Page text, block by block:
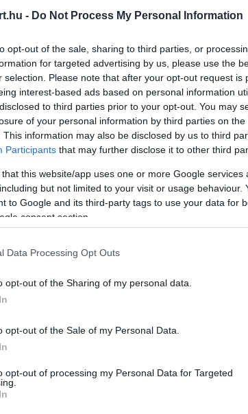
- Do Not Process My Personal Information
opt-out of the sale, sharing to third parties, or
for targeted advertising by us, please use the
selection. Please note that after your opt-out request is
interest-based ads based on personal information
to third parties prior to your opt-out. You may
of your personal information by third parties on the
This information may also be disclosed by us to third
Participants that may further disclose it to other third
that this website/app uses one or more Google
but not limited to your visit or usage behaviour.
to Google and its third-party tags to use your data for
consent section.
Data Processing Opt Outs
opt-out of the Sharing of my personal data.
opt-out of the Sale of my Personal Data.
opt-out of processing my Personal Data for Targeted
Video
Player
is
loading.
előtt, az élmény mégis rengeteg
„A hatás, amit ez kiváltott az
igazán boldoggá tesz. A barátaimmal
hogy már rengeteg italt rendeltek, mert